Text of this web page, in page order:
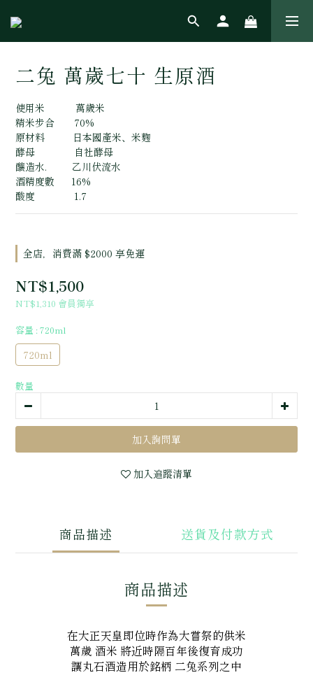
二兔 萬歲七十 生原酒
使用米           萬歲米
精米步合       70%
原材料          日本國產米、米麴
酵母              自社酵母
釀造水.         乙川伏流水
酒精度數      16%
酸度              1.7
全店，消費滿 $2000 享免運
NT$1,500
NT$1,310 會員獨享
容量 : 720ml
720ml
數量
加入追蹤清單
商品描述 送貨及付款方式
商品描述
在大正天皇即位時作為大嘗祭的供米
萬歲 酒米 將近時隔百年後復育成功
讓丸石酒造用於銘柄 二兔系列之中